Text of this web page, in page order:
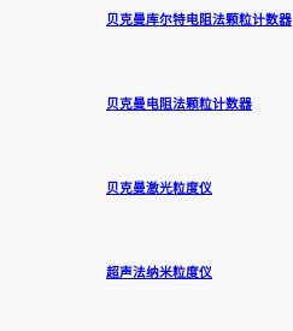
贝克曼库尔特电阻法颗粒计数器
贝克曼电阻法颗粒计数器
贝克曼激光粒度仪
超声法纳米粒度仪